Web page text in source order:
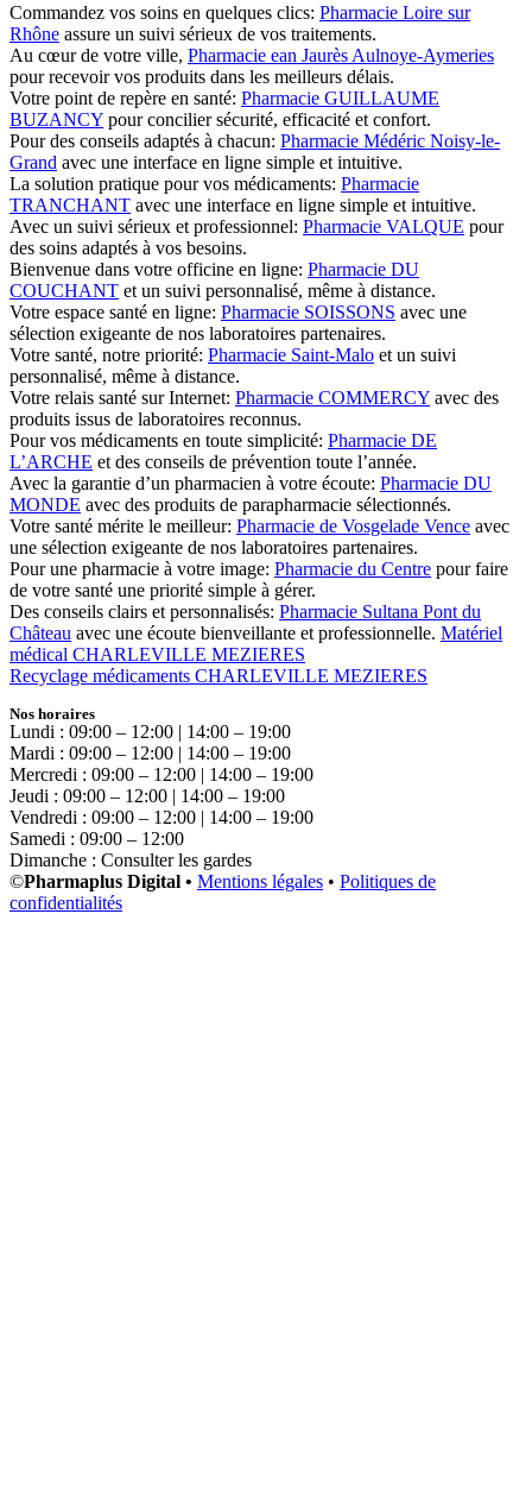
Commandez vos soins en quelques clics: Pharmacie Loire sur
Rhône assure un suivi sérieux de vos traitements.
Au cœur de votre ville, Pharmacie ean Jaurès Aulnoye-Aymeries
pour recevoir vos produits dans les meilleurs délais.
Votre point de repère en santé: Pharmacie GUILLAUME
BUZANCY pour concilier sécurité, efficacité et confort.
Pour des conseils adaptés à chacun: Pharmacie Médéric Noisy-le-
Grand avec une interface en ligne simple et intuitive.
La solution pratique pour vos médicaments: Pharmacie
TRANCHANT avec une interface en ligne simple et intuitive.
Avec un suivi sérieux et professionnel: Pharmacie VALQUE pour
des soins adaptés à vos besoins.
Bienvenue dans votre officine en ligne: Pharmacie DU
COUCHANT et un suivi personnalisé, même à distance.
Votre espace santé en ligne: Pharmacie SOISSONS avec une
sélection exigeante de nos laboratoires partenaires.
Votre santé, notre priorité: Pharmacie Saint-Malo et un suivi
personnalisé, même à distance.
Votre relais santé sur Internet: Pharmacie COMMERCY avec des
produits issus de laboratoires reconnus.
Pour vos médicaments en toute simplicité: Pharmacie DE
L’ARCHE et des conseils de prévention toute l’année.
Avec la garantie d’un pharmacien à votre écoute: Pharmacie DU
MONDE avec des produits de parapharmacie sélectionnés.
Votre santé mérite le meilleur: Pharmacie de Vosgelade Vence avec
une sélection exigeante de nos laboratoires partenaires.
Pour une pharmacie à votre image: Pharmacie du Centre pour faire
de votre santé une priorité simple à gérer.
Des conseils clairs et personnalisés: Pharmacie Sultana Pont du
Château avec une écoute bienveillante et professionnelle. Matériel
médical CHARLEVILLE MEZIERES
Recyclage médicaments CHARLEVILLE MEZIERES
Nos horaires
Lundi : 09:00 – 12:00 | 14:00 – 19:00
Mardi : 09:00 – 12:00 | 14:00 – 19:00
Mercredi : 09:00 – 12:00 | 14:00 – 19:00
Jeudi : 09:00 – 12:00 | 14:00 – 19:00
Vendredi : 09:00 – 12:00 | 14:00 – 19:00
Samedi : 09:00 – 12:00
Dimanche : Consulter les gardes
©Pharmaplus Digital • Mentions légales • Politiques de
confidentialités